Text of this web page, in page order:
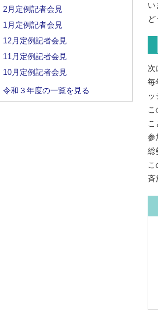
2月定例記者会見
1月定例記者会見
12月定例記者会見
11月定例記者会見
10月定例記者会見
令和３年度の一覧を見る
い
ど
次
毎
ッ
こ
こ
参
総
こ
斉